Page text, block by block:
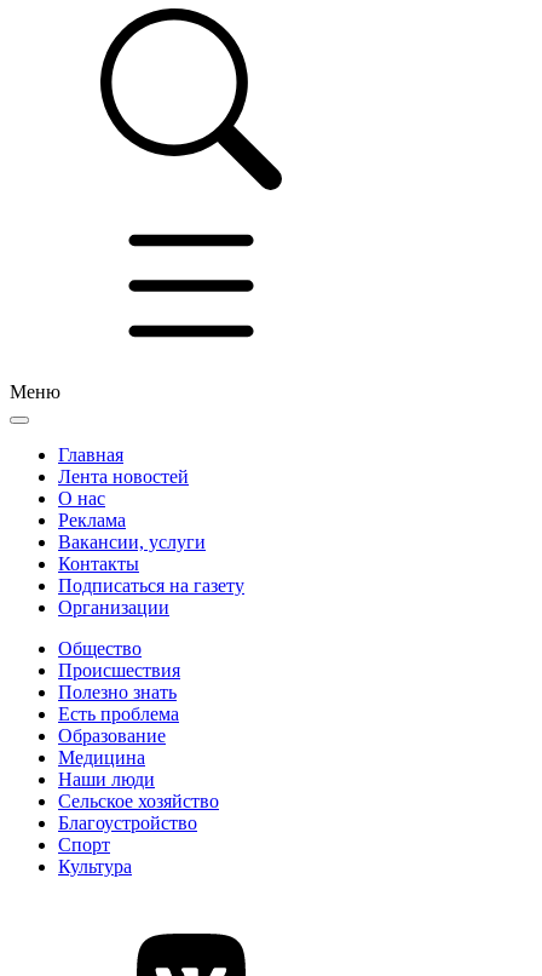
Меню
Главная
Лента новостей
О нас
Реклама
Вакансии, услуги
Контакты
Подписаться на газету
Организации
Общество
Происшествия
Полезно знать
Есть проблема
Образование
Медицина
Наши люди
Сельское хозяйство
Благоустройство
Спорт
Культура